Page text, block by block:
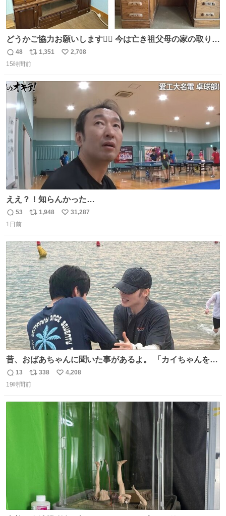
どうかご協力お願いします🙇‍♂️ 今は亡き祖父母の家の取り壊
しが決まり、どうしても処分して欲しくない食器棚と机の
引き取り手を探しております この2つは私の祖母が当初一
さで亡くなりましたが、この家具達をとても大切にしてお
返
信
48
リ
ポ
ト
数
1,351
い
2,708
15時間前
ええ？！知らんかった…
返
信
53
リ
ト
数
1,948
い
数
31,287
1日前
昔、おばあちゃんに聞いた事があるよ。 「カイちゃんをい
じめると、アイツが海から上がって来るぞ。」って。
返
信
13
リ
ポ
338
い
数
4,208
19時間前